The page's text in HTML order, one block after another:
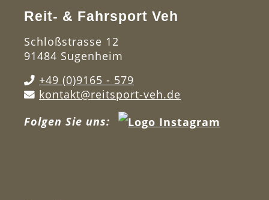
Reit- & Fahrsport Veh
Schloßstrasse 12
91484 Sugenheim
+49 (0)9165 - 579
kontakt@reitsport-veh.de
Folgen Sie uns: